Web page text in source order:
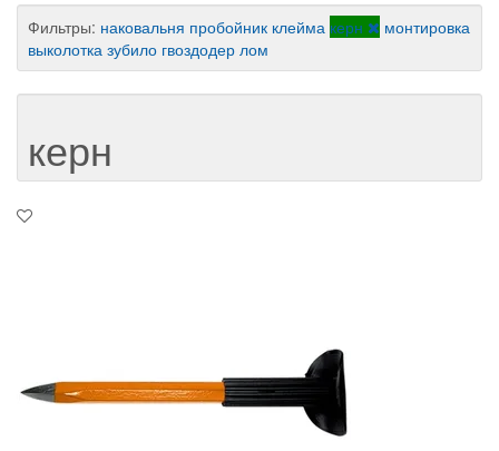
Фильтры: наковальня пробойник клейма керн
монтировка
выколотка зубило гвоздодер лом
керн